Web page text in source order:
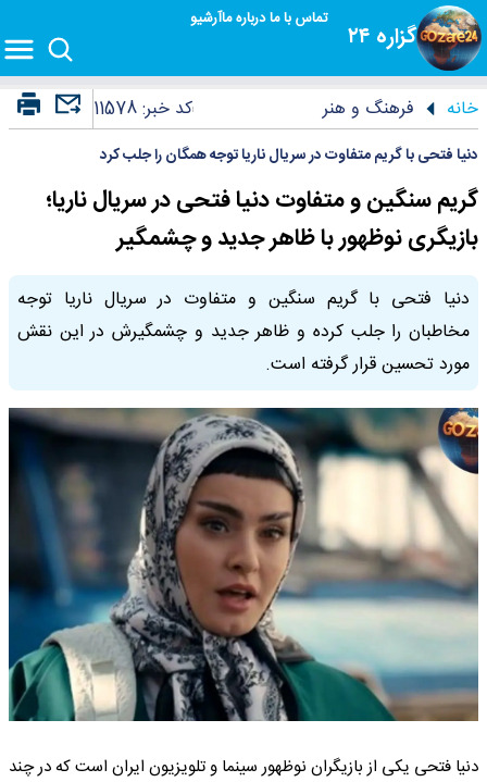
گزاره ۲۴
تماس با مادرباره ماآرشیو
خانه فرهنگ و هنر کد خبر:11578
دنیا فتحی با گریم متفاوت در سریال ناریا توجه همگان را جلب کرد
گریم سنگین و متفاوت دنیا فتحی در سریال ناریا؛
بازیگری نوظهور با ظاهر جدید و چشمگیر
دنیا فتحی با گریم سنگین و متفاوت در سریال ناریا توجه
مخاطبان را جلب کرده و ظاهر جدید و چشمگیرش در این نقش
مورد تحسین قرار گرفته است.
دنیا فتحی یکی از بازیگران نوظهور سینما و تلویزیون ایران است که در چند